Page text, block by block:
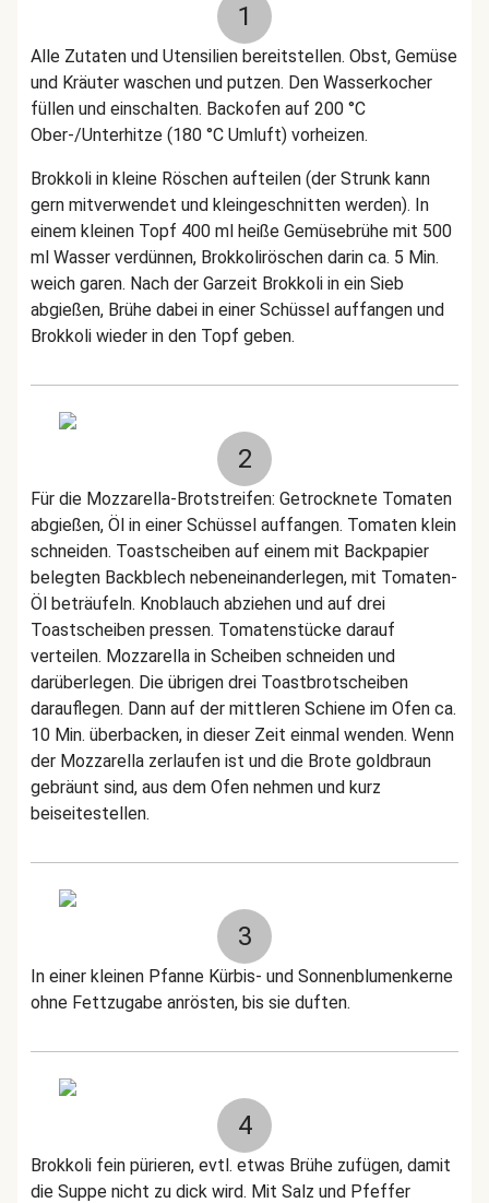
1
Alle Zutaten und Utensilien bereitstellen. Obst, Gemüse
und Kräuter waschen und putzen. Den Wasserkocher
füllen und einschalten. Backofen auf 200 °C
Ober-/Unterhitze (180 °C Umluft) vorheizen.
Brokkoli in kleine Röschen aufteilen (der Strunk kann
gern mitverwendet und kleingeschnitten werden). In
einem kleinen Topf 400 ml heiße Gemüsebrühe mit 500
ml Wasser verdünnen, Brokkoliröschen darin ca. 5 Min.
weich garen. Nach der Garzeit Brokkoli in ein Sieb
abgießen, Brühe dabei in einer Schüssel auffangen und
Brokkoli wieder in den Topf geben.
2
Für die Mozzarella-Brotstreifen: Getrocknete Tomaten
abgießen, Öl in einer Schüssel auffangen. Tomaten klein
schneiden. Toastscheiben auf einem mit Backpapier
belegten Backblech nebeneinanderlegen, mit Tomaten-
Öl beträufeln. Knoblauch abziehen und auf drei
Toastscheiben pressen. Tomatenstücke darauf
verteilen. Mozzarella in Scheiben schneiden und
darüberlegen. Die übrigen drei Toastbrotscheiben
darauflegen. Dann auf der mittleren Schiene im Ofen ca.
10 Min. überbacken, in dieser Zeit einmal wenden. Wenn
der Mozzarella zerlaufen ist und die Brote goldbraun
gebräunt sind, aus dem Ofen nehmen und kurz
beiseitestellen.
3
In einer kleinen Pfanne Kürbis- und Sonnenblumenkerne
ohne Fettzugabe anrösten, bis sie duften.
4
Brokkoli fein pürieren, evtl. etwas Brühe zufügen, damit
die Suppe nicht zu dick wird. Mit Salz und Pfeffer